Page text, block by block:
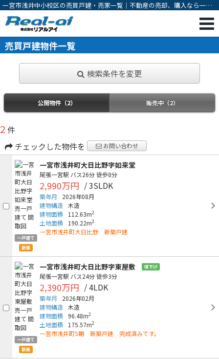
一宮市浅井中小校区の売買戸建・売家一覧｜不動産の売却、購入なら一宮
市の不動産会社 株式会社リアルアイ
売買戸建物件一覧
検索条件を変更
公開物件（2） 販売中（2）
2 件
チェックした物件を
お問い合わせ
一戸建て
新築
一宮市浅井町大日比野字如来堂
尾張一宮駅 バス26分徒歩8分
2,990万円 / 3SLDK
築年月
2026年08月
建物構造 木造
建物面積
112.63m2
土地面積 190.22m2
一宮市浅井町大日比野 新築戸建
一戸建て
新築
一宮市浅井町大日比野字東屋敷 値下げ
尾張一宮駅 バス24分徒歩3分
2,390万円 / 4LDK
築年月
2026年02月
建物構造 木造
建物面積
96.48m2
土地面積 175.57m2
一宮市浅井町5期 新築戸建 完成済みです。